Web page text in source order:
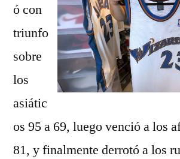
ó con
triunfo
sobre
los
asiátic
os 95 a 69, luego venció a los
81, y finalmente derrotó a los